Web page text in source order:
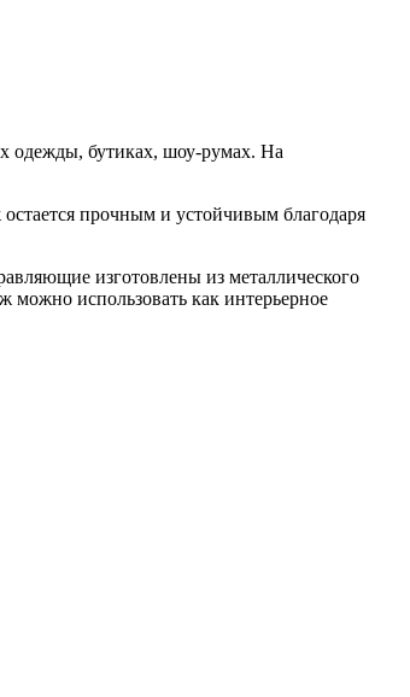
одежды, бутиках, шоу-румах. На
прочным и устойчивым благодаря
изготовлены из металлического
использовать как интерьерное